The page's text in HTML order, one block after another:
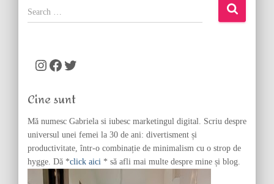
S
e
o
Instagram Facebook Twitter
Cine sunt
Mă numesc Gabriela si iubesc marketingul digital. Scriu despre
universul unei femei la 30 de ani: divertisment și
productivitate, într-o combinație de minimalism cu o strop de
hygge. Dă *click aici * să afli mai multe despre mine și blog.